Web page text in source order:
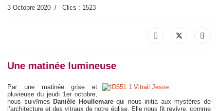
3 Octobre 2020 Clics : 1523
Une matinée lumineuse
Par une matinée grise et
pluvieuse du jeudi 1er octobre,
nous suivîmes Danièle Houllemarequi nous initia aux mystères de
l’architecture et des vitraux de notre église. Elle nous fit revivre, comme